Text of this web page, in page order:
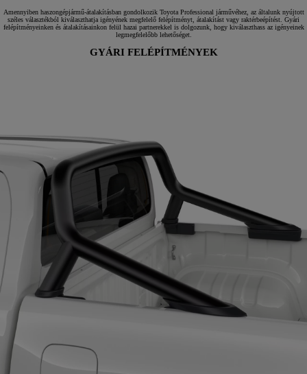
Amennyiben haszongépjármű-átalakításban gondolkozik Toyota Professional járművéhez, az általunk nyújtott
széles választékból kiválaszthatja igényének megfelelő felépítményt, átalakítást vagy raktérbeépítést. Gyári
felépítményeinken és átalakításainkon felül hazai partnerekkel is dolgozunk, hogy kiválaszthass az igényeinek
legmegfelelőbb lehetőséget.
GYÁRI FELÉPÍTMÉNYEK